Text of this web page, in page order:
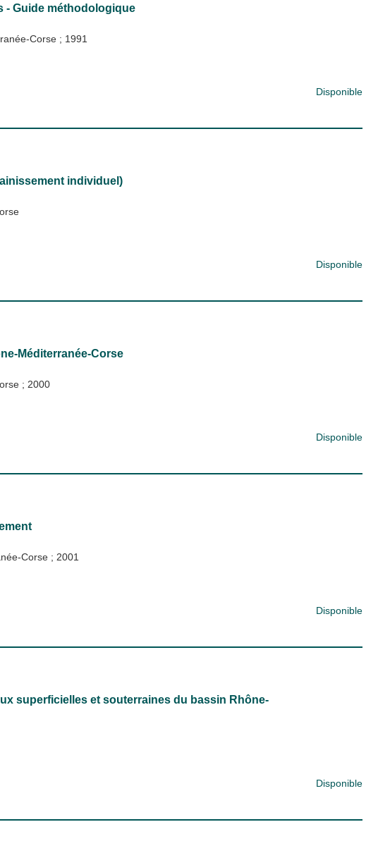
- Guide méthodologique
Corse ; 1991
Disponible
individuel)
Disponible
Méditerranée-Corse
; 2000
Disponible
Corse ; 2001
Disponible
superficielles et souterraines du bassin Rhône-
Disponible